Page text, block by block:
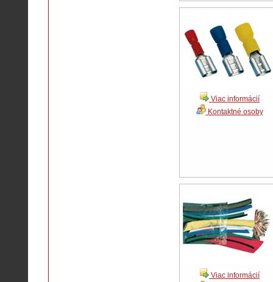
Viac informácií
Kontaktné osoby
Viac informácií